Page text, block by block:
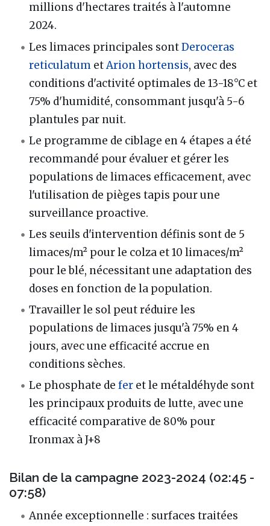
millions d'hectares traités à l'automne
2024.
Les limaces principales sontDeroceras
reticulatum etArion hortensis, avec des
conditions d'activité optimales de 13-18°C et
75% d'humidité, consommant jusqu'à 5-6
plantules par nuit.
Le programme de ciblage en 4 étapes a été
recommandé pour évaluer et gérer les
populations de limaces efficacement, avec
l'utilisation de pièges tapis pour une
surveillance proactive.
Les seuils d'intervention définis sont de 5
limaces/m² pour le colza et 10 limaces/m²
pour le blé, nécessitant une adaptation des
doses en fonction de la population.
Travailler le sol peut réduire les
populations de limaces jusqu'à 75% en 4
jours, avec une efficacité accrue en
conditions sèches.
Le phosphate defer et le métaldéhyde sont
les principaux produits de lutte, avec une
efficacité comparative de 80% pour
Ironmax à J+8
Bilan de la campagne 2023-2024 (02:45 -
07:58)
Année exceptionnelle : surfaces traitées